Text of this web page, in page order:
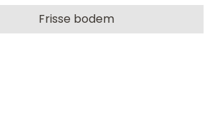
Frisse bodem